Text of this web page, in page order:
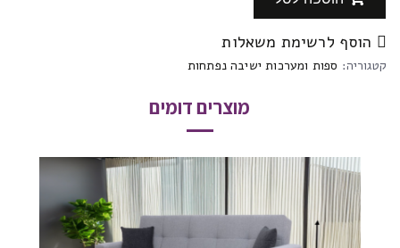
הוסף לרשימת משאלות
קטגוריה: ספות ומערכות ישיבה נפתחות
מוצרים דומים